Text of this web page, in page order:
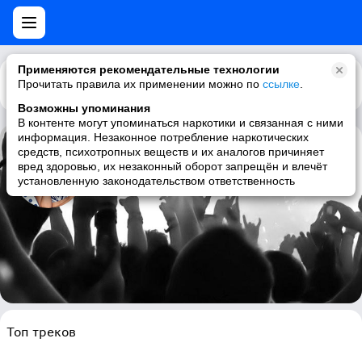
Применяются рекомендательные технологии
Прочитать правила их применении можно по ссылке
Возможны упоминания
В контенте могут упоминаться наркотики и связанная с ними
информация. Незаконное потребление наркотических
средств, психотропных веществ и их аналогов причиняет
вред здоровью, их незаконный оборот запрещён и влечёт
установленную законодательством ответственность
Каталог Рекомендации
Honey
pop, polish, dance, female vocalists
Топ треков